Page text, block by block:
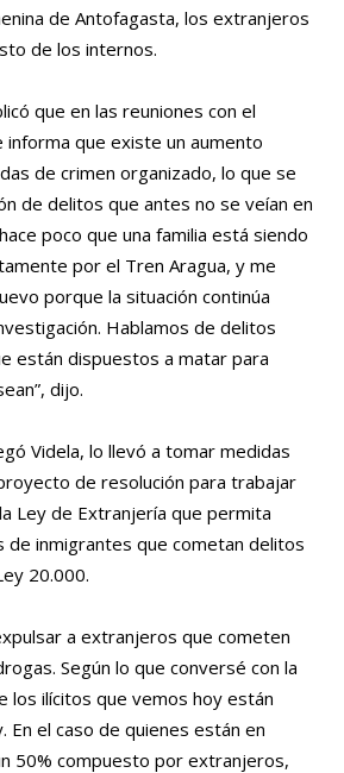
de Antofagasta, los extranjeros
de los internos.
que en las reuniones con el
informa que existe un aumento
de crimen organizado, lo que se
de delitos que antes no se veían en
poco que una familia está siendo
por el Tren Aragua, y me
porque la situación continúa
Hablamos de delitos
están dispuestos a matar para
dijo.
Videla, lo llevó a tomar medidas
de resolución para trabajar
Ley de Extranjería que permita
de inmigrantes que cometan delitos
20.000.
a extranjeros que cometen
Según lo que conversé con la
los ilícitos que vemos hoy están
En el caso de quienes están en
50% compuesto por extranjeros,